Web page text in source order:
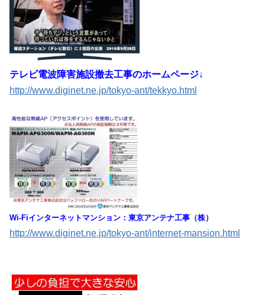
テレビ電波障害施設撤去工事のホームページ↓
http://www.diginet.ne.jp/tokyo-ant/tekkyo.html
Wi-Fiインターネットマンション：東京アンテナ工事（株）
http://www.diginet.ne.jp/tokyo-ant/internet-mansion.html